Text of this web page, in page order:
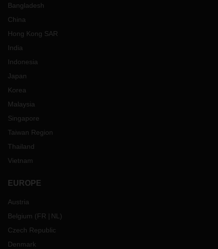
Bangladesh
China
Hong Kong SAR
India
Indonesia
Japan
Korea
Malaysia
Singapore
Taiwan Region
Thailand
Vietnam
EUROPE
Austria
Belgium (FR NL)
Czech Republic
Denmark